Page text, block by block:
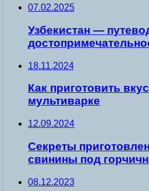
07.02.2025
Узбекистан —
18.11.2024
Как приготовить
мультиварке
12.09.2024
Секреты
свинины под
08.12.2023